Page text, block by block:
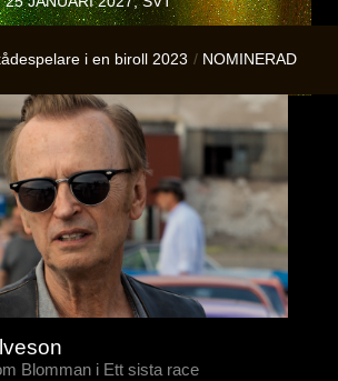
i en biroll 2023 NOMINERAD
Blomman i Ett sista race